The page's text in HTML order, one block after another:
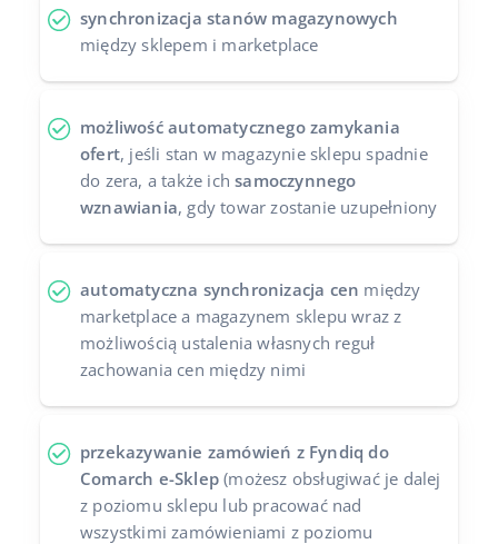
Base Courier
Odwiedź nas na:
中文
synchronizacja stanów magazynowych
między sklepem i marketplace
możliwość automatycznego zamykania
ofert, jeśli stan w magazynie sklepu spadnie
do zera, a także ichsamoczynnego
wznawiania, gdy towar zostanie uzupełniony
automatyczna synchronizacja cen między
marketplace a magazynem sklepu wraz z
możliwością ustalenia własnych reguł
zachowania cen między nimi
przekazywanie zamówień z Fyndiq do
Comarch e-Sklep (możesz obsługiwać je dalej
z poziomu sklepu lub pracować nad
wszystkimi zamówieniami z poziomu